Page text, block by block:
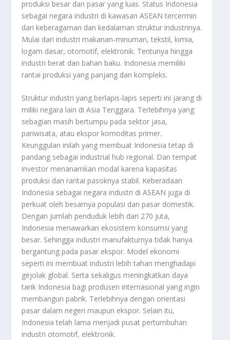
produksi besar dan pasar yang luas. Status Indonesia
sebagai negara industri di kawasan ASEAN tercermin
dari keberagaman dan kedalaman struktur industrinya.
Mulai dari industri makanan-minuman, tekstil, kimia,
logam dasar, otomotif, elektronik. Tentunya hingga
industri berat dan bahan baku. Indonesia memiliki
rantai produksi yang panjang dan kompleks.
Struktur industri yang berlapis-lapis seperti ini jarang di
miliki negara lain di Asia Tenggara. Terlebihnya yang
sebagian masih bertumpu pada sektor jasa,
pariwisata, atau ekspor komoditas primer.
Keunggulan inilah yang membuat Indonesia tetap di
pandang sebagai industrial hub regional. Dan tempat
investor menanamkan modal karena kapasitas
produksi dan rantai pasoknya stabil. Keberadaan
Indonesia sebagai negara industri di ASEAN juga di
perkuat oleh besarnya populasi dan pasar domestik.
Dengan jumlah penduduk lebih dari 270 juta,
Indonesia menawarkan ekosistem konsumsi yang
besar. Sehingga industri manufakturnya tidak hanya
bergantung pada pasar ekspor. Model ekonomi
seperti ini membuat industri lebih tahan menghadapi
gejolak global. Serta sekaligus meningkatkan daya
tarik Indonesia bagi produsen internasional yang ingin
membangun pabrik. Terlebihnya dengan orientasi
pasar dalam negeri maupun ekspor. Selain itu,
Indonesia telah lama menjadi pusat pertumbuhan
industri otomotif, elektronik.